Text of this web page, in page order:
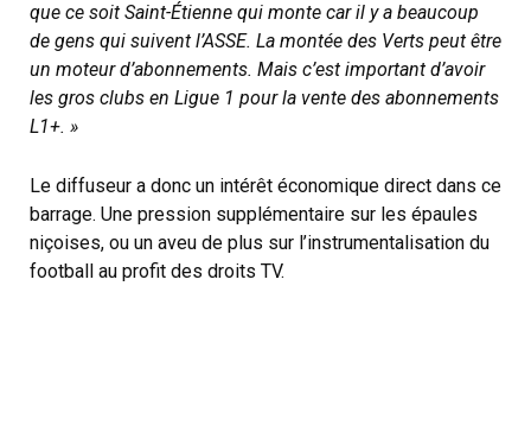
que ce soit Saint-Étienne qui monte car il y a beaucoup
de gens qui suivent l’ASSE. La montée des Verts peut être
un moteur d’abonnements. Mais c’est important d’avoir
les gros clubs en Ligue 1 pour la vente des abonnements
L1+. »
Le diffuseur a donc un intérêt économique direct dans ce
barrage. Une pression supplémentaire sur les épaules
niçoises, ou un aveu de plus sur l’instrumentalisation du
football au profit des droits TV.